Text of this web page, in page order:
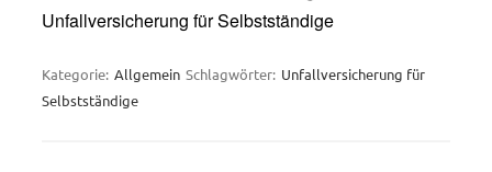
Unfallversicherung für Selbstständige
Kategorie: Allgemein Schlagwörter: Unfallversicherung für
Selbstständige